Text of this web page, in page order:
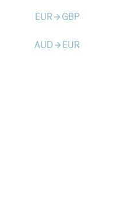
EURarrow_forward GBP
AUDarrow_forward EUR